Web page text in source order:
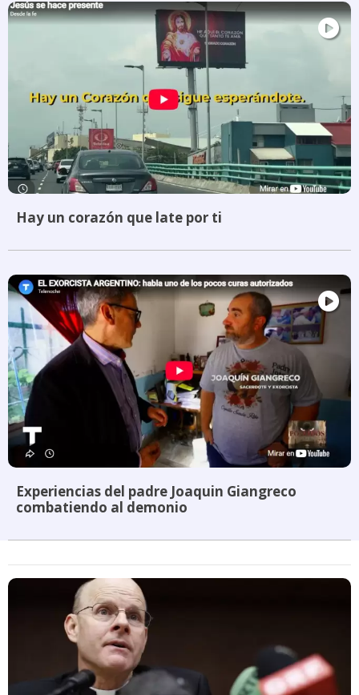
Hay un corazón que late por ti
Experiencias del padre Joaquin Giangreco
combatiendo al demonio